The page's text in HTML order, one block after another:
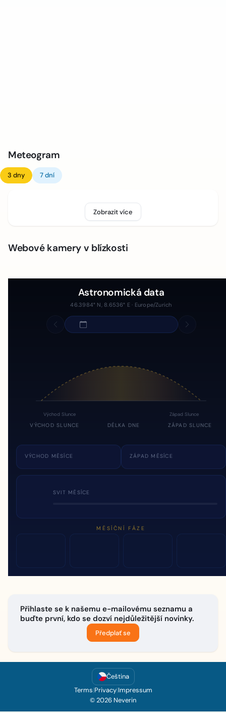
Meteogram
3 dny 7 dní
Zobrazit více
Webové kamery v blízkosti
Astronomická data
46.3984° N, 8.6536° E · Europe/Zurich
Východ Slunce Západ Slunce
VÝCHOD SLUNCE DÉLKA DNE ZÁPAD SLUNCE
VÝCHOD MĚSÍCE ZÁPAD MĚSÍCE
SVIT MĚSÍCE
MĚSÍČNÍ FÁZE
Přihlaste se k našemu e-mailovému seznamu a
buďte první, kdo se dozví nejdůležitější novinky.
Předplať se
Čeština
Terms|Privacy|Impressum
© 2026 Neverin